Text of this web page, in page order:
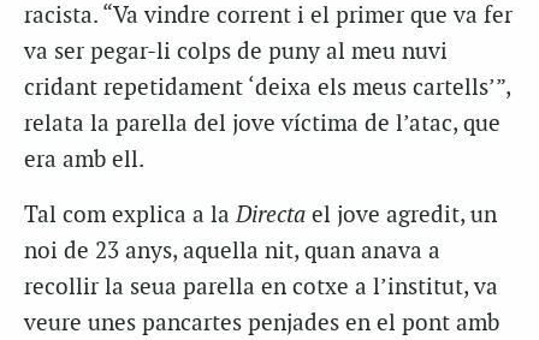
racista. “Va vindre corrent i el primer que va fer
va ser pegar-li colps de puny al meu nuvi
cridant repetidament ‘deixa els meus cartells’”,
relata la parella del jove víctima de l’atac, que
era amb ell.
Tal com explica a laDirecta el jove agredit, un
noi de 23 anys, aquella nit, quan anava a
recollir la seua parella en cotxe a l’institut, va
veure unes pancartes penjades en el pont amb